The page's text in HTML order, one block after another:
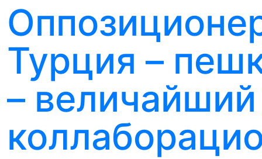
Турция –
– величайший